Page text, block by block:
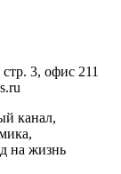
3, офис 211
канал,
на жизнь